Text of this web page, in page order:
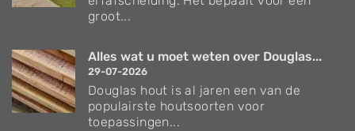
groot...
Alles wat u moet weten over Douglas...
29-07-2026
Douglas hout is al jaren een van de
populairste houtsoorten voor
toepassingen...